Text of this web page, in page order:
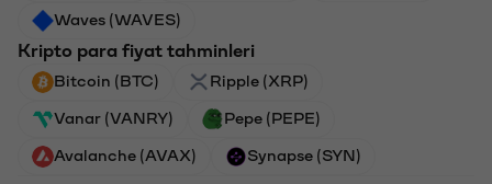
Waves (WAVES)
Kripto para fiyat tahminleri
Bitcoin (BTC) Ripple (XRP)
Vanar (VANRY) Pepe (PEPE)
Avalanche (AVAX) Synapse (SYN)